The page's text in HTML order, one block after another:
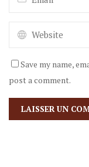
Save my name,
post a comment.